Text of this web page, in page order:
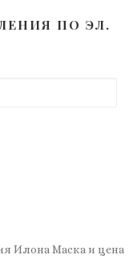
ПО ЭЛ.
Илона Маска и цена